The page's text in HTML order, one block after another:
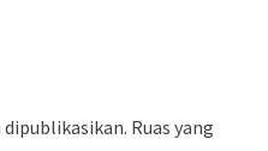
Ruas yang